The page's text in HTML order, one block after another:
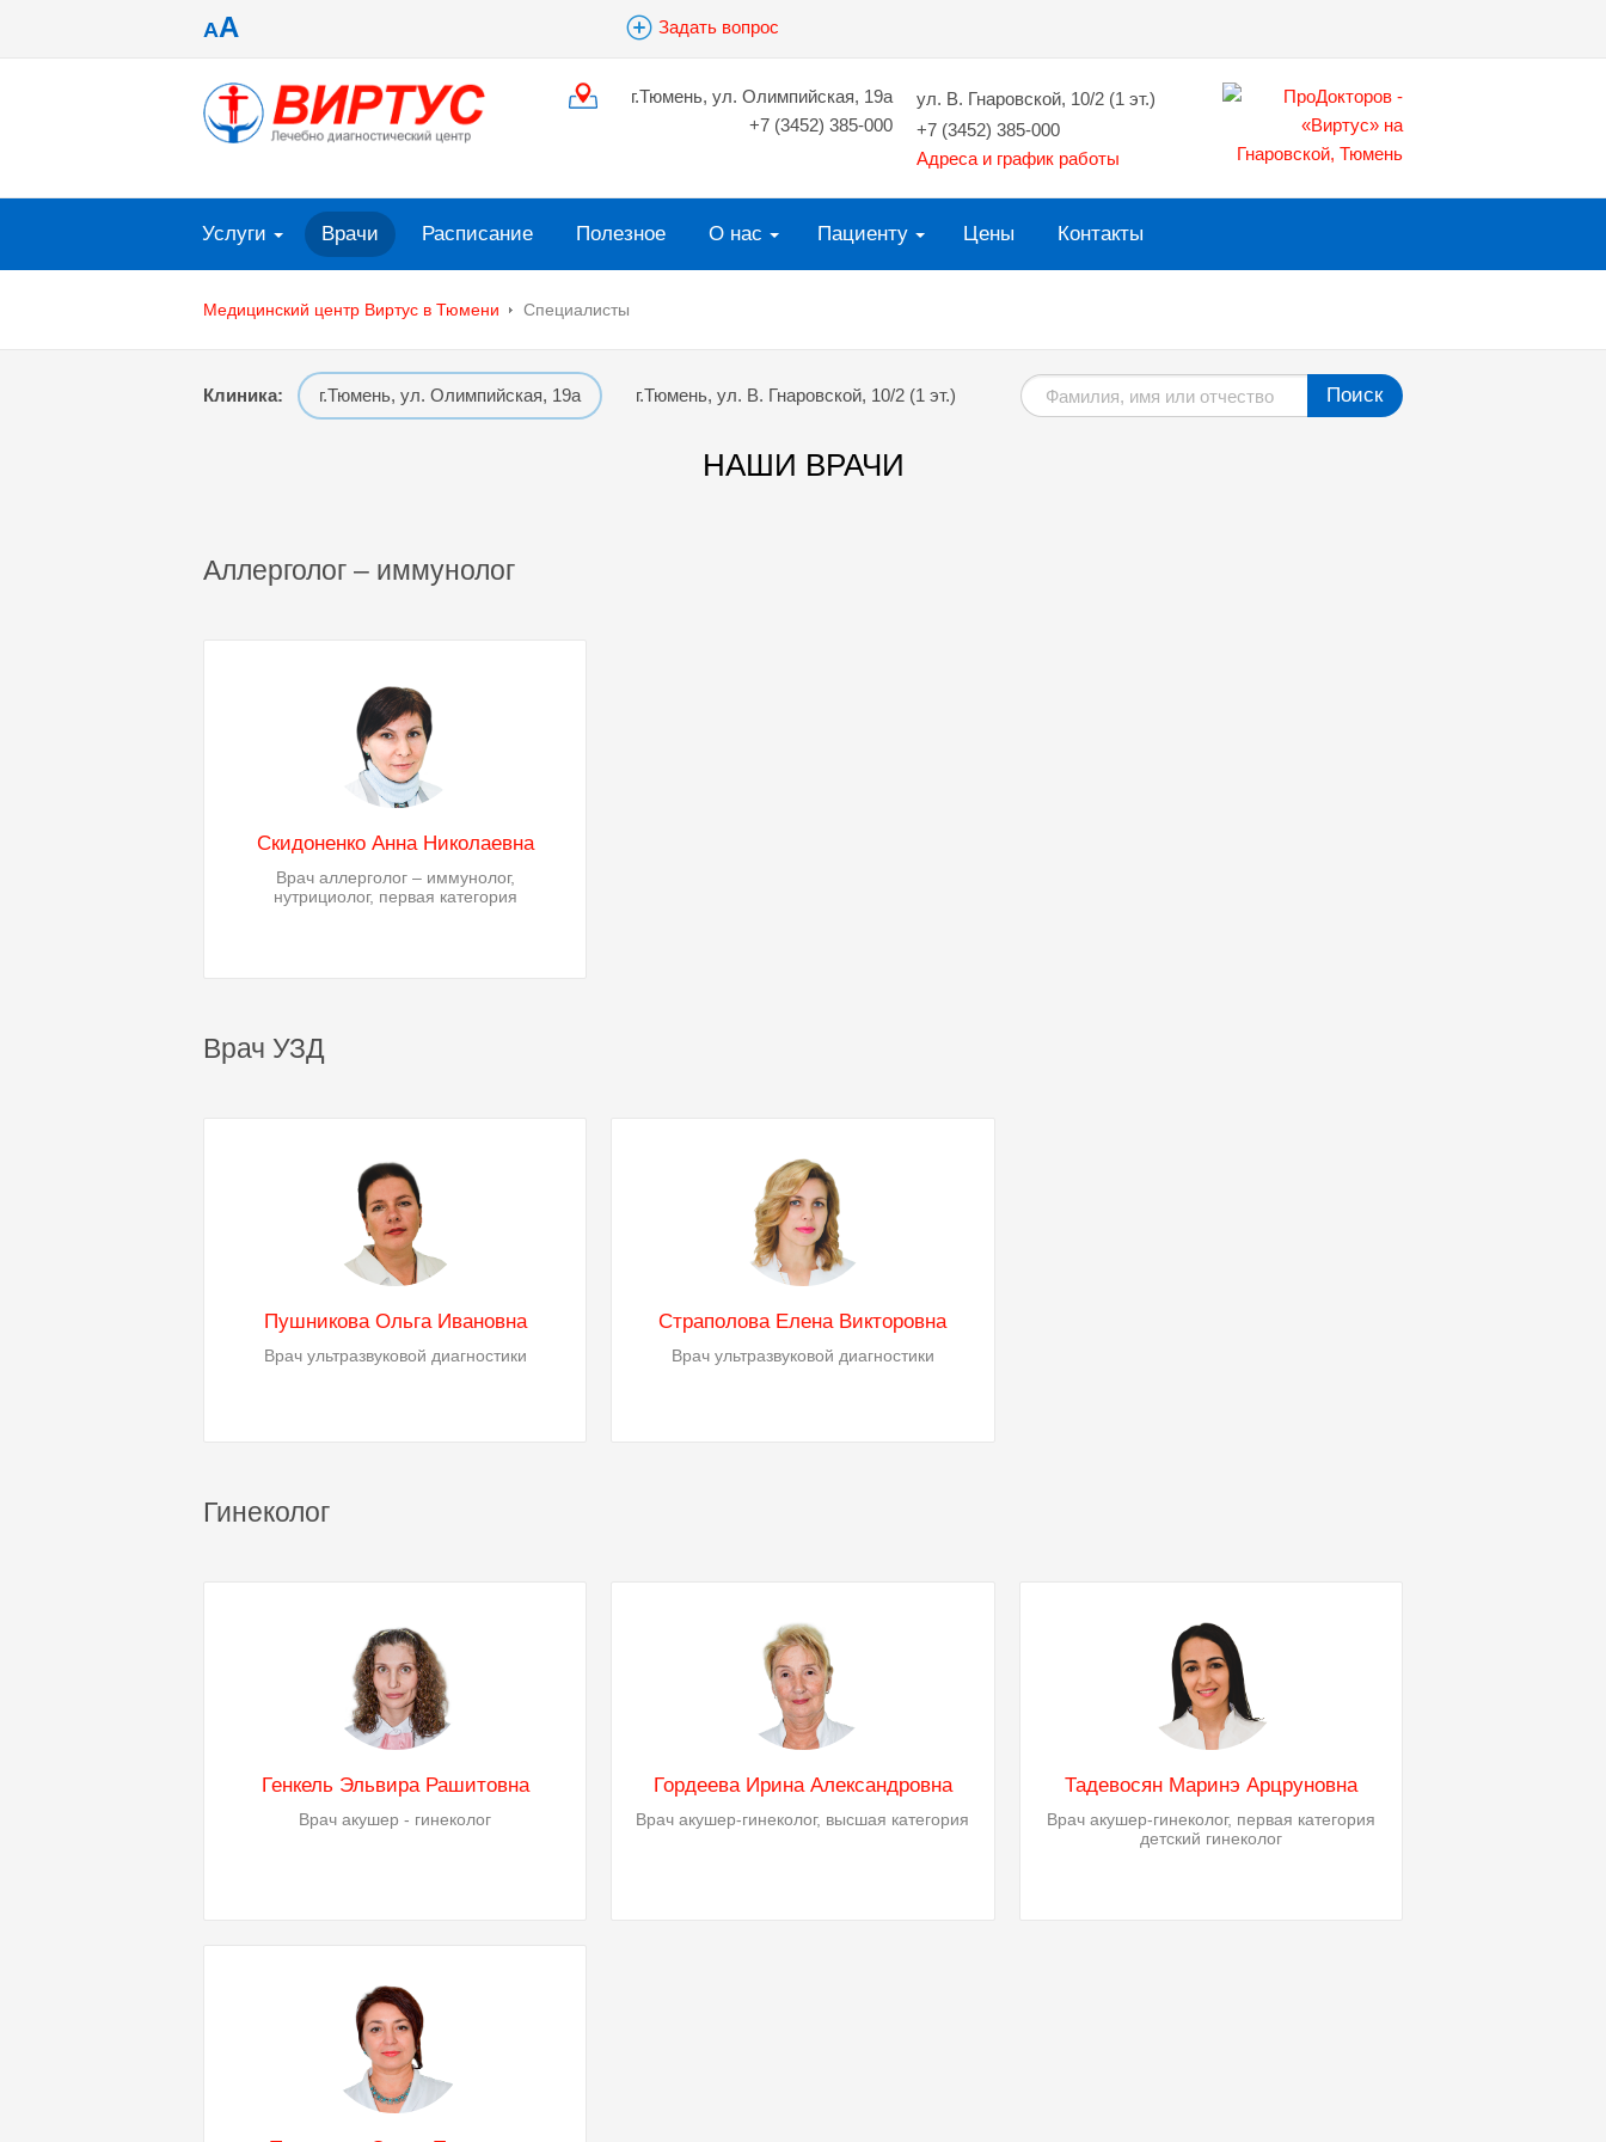
AA Задать вопрос
г.Тюмень, ул. Олимпийская, 19а
+7 (3452) 385-000
ул. В. Гнаровской, 10/2 (1 эт.)
+7 (3452) 385-000
Адреса и график работы
Услуги Врачи Расписание Полезное О нас Пациенту Цены Контакты
Медицинский центр Виртус в Тюмени Специалисты
Клиника: г.Тюмень, ул. Олимпийская, 19а г.Тюмень, ул. В. Гнаровской, 10/2 (1 эт.) Поиск
НАШИ ВРАЧИ
Аллерголог – иммунолог
Скидоненко Анна Николаевна
Врач аллерголог – иммунолог,
нутрициолог, первая категория
Врач УЗД
Пушникова Ольга Ивановна
Врач ультразвуковой диагностики
Страполова Елена Викторовна
Врач ультразвуковой диагностики
Гинеколог
Генкель Эльвира Рашитовна
Врач акушер - гинеколог
Гордеева Ирина Александровна
Врач акушер-гинеколог, высшая категория
Тадевосян Маринэ Арцруновна
Врач акушер-гинеколог, первая категория
детский гинеколог